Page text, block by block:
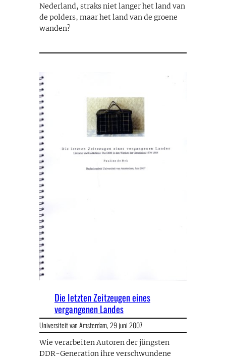
Nederland, straks niet langer het land van
de polders, maar het land van de groene
wanden?
Die letzten Zeitzeugen eines
vergangenen Landes
Universiteit van Amsterdam,29 juni 2007
Wie verarbeiten Autoren der jüngsten
DDR-Generation ihre verschwundene